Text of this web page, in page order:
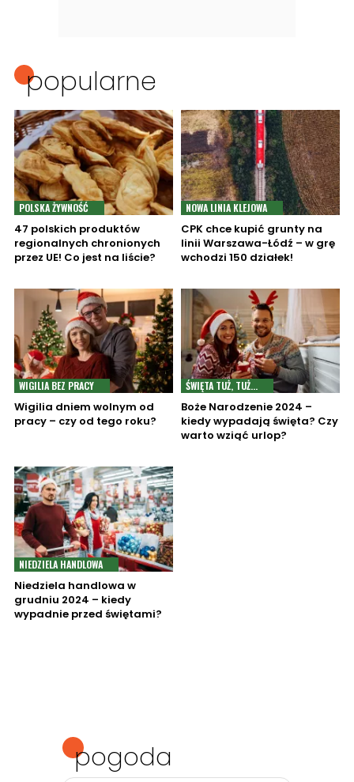
popularne
POLSKA ŻYWNOŚĆ
47 polskich produktów
regionalnych chronionych
przez UE! Co jest na liście?
NOWA LINIA KLEJOWA
CPK chce kupić grunty na
linii Warszawa-Łódź – w grę
wchodzi 150 działek!
WIGILIA BEZ PRACY
Wigilia dniem wolnym od
pracy – czy od tego roku?
ŚWIĘTA TUŻ, TUŻ...
Boże Narodzenie 2024 –
kiedy wypadają święta? Czy
warto wziąć urlop?
NIEDZIELA HANDLOWA
Niedziela handlowa w
grudniu 2024 – kiedy
wypadnie przed świętami?
pogoda